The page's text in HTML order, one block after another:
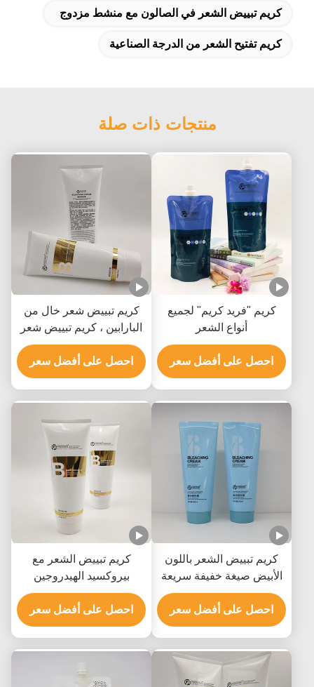
كريم تبييض الشعر في الصالون مع منشط مزدوج
كريم تفتيح الشعر من الدرجة الصناعية
منتجات ذات صلة
كريم "فريد كريم" لجميع
أنواع الشعر
احصل على أفضل سعر
كريم تبييض شعر خال من
البارابين ، كريم تبييض شعر
غير مزعج
احصل على أفضل سعر
كريم تبييض الشعر باللون
الأبيض صيغة خفيفة سريعة
التلاشي رفع إلى 9 مستويات
احصل على أفضل سعر
كريم تبييض الشعر مع
بيروكسيد الهيدروجين
هيدروكسيد الأمونيوم والزيت
المعدني
احصل على أفضل سعر